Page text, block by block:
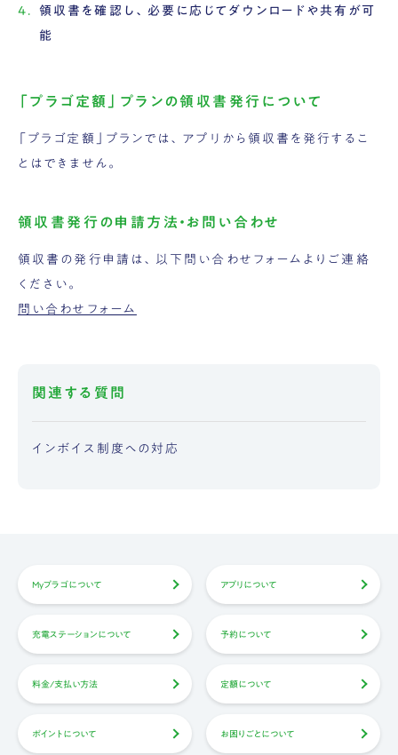
領収書を確認し、必要に応じてダウンロードや共有が可
能
「プラゴ定額」プランの領収書発行について
「プラゴ定額」プランでは、アプリから領収書を発行するこ
とはできません。
領収書発行の申請方法・お問い合わせ
領収書の発行申請は、以下問い合わせフォームよりご連絡
ください。
問い合わせフォーム
関連する質問
インボイス制度への対応
Myプラゴについて アプリについて
充電ステーションについて 予約について
料金/支払い方法 定額について
ポイントについて お困りごとについて